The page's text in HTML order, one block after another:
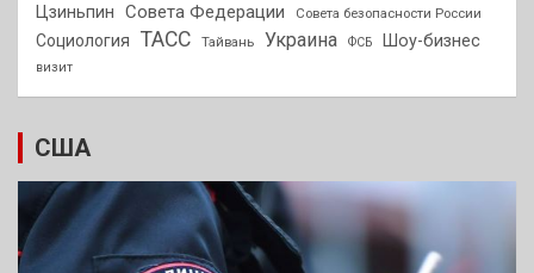
Цзиньпин Совета Федерации Совета безопасности России
Социология ТАСС Тайвань Украина ФСБ Шоу-бизнес
визит
США